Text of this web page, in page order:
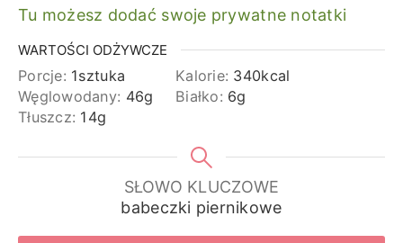
Tu możesz dodać swoje prywatne notatki
WARTOŚCI ODŻYWCZE
Porcje: 1sztuka Kalorie: 340kcal
Węglowodany: 46g Białko: 6g
Tłuszcz: 14g
SŁOWO KLUCZOWE
babeczki piernikowe